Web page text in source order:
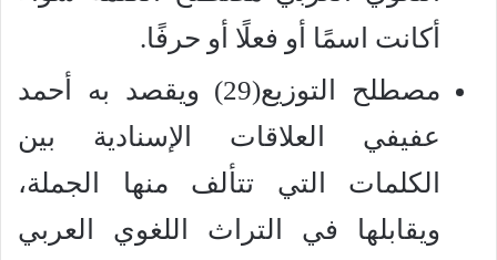
أكانت اسمًا أو فعلًا أو حرفًا.
مصطلح التوزيع(29) ويقصد به أحمد
عفيفي العلاقات الإسنادية بين
الكلمات التي تتألف منها الجملة،
ويقابلها في التراث اللغوي العربي